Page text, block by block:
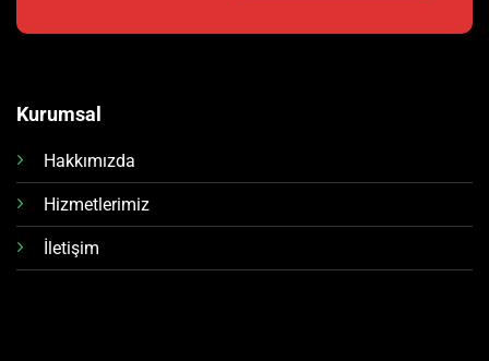
Kurumsal
Hakkımızda
Hizmetlerimiz
İletişim